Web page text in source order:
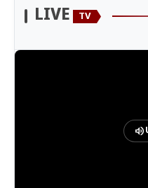
LIVE TV
volume_up